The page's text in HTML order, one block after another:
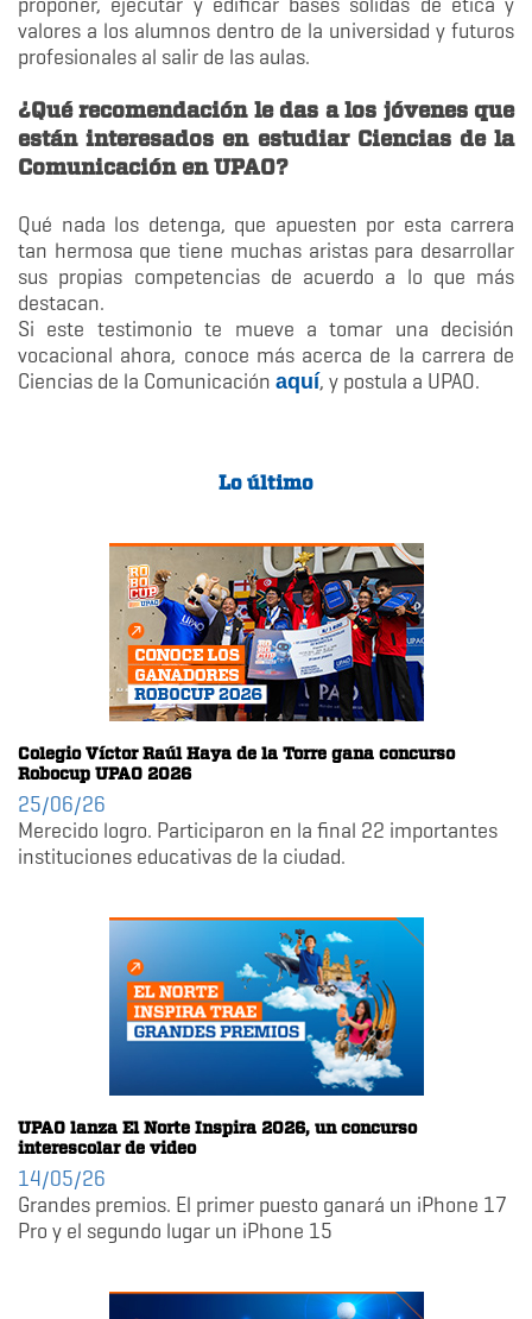
valores a los alumnos dentro de la universidad y futuros
profesionales al salir de las aulas.
¿Qué recomendación le das a los jóvenes que
están interesados en estudiar Ciencias de la
Comunicación en UPAO?
Qué nada los detenga, que apuesten por esta carrera
tan hermosa que tiene muchas aristas para desarrollar
sus propias competencias de acuerdo a lo que más
destacan.
Si este testimonio te mueve a tomar una decisión
vocacional ahora, conoce más acerca de la carrera de
Ciencias de la Comunicación aquí, y postula a UPAO.
Lo último
Colegio Víctor Raúl Haya de la Torre gana concurso
Robocup UPAO 2026
25/06/26
Merecido logro. Participaron en la final 22 importantes
instituciones educativas de la ciudad.
UPAO lanza El Norte Inspira 2026, un concurso
interescolar de video
14/05/26
Grandes premios. El primer puesto ganará un iPhone 17
Pro y el segundo lugar un iPhone 15